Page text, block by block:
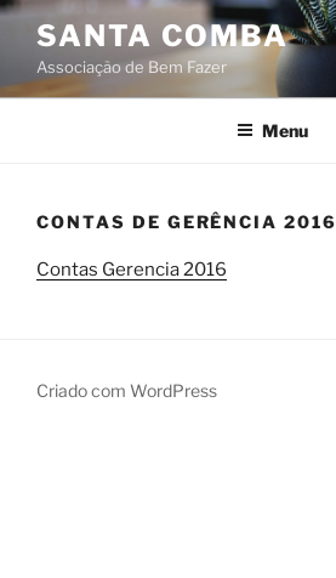
Saltar
conteúdo
SANTA COMBA
Associação de Bem Fazer
Menu
CONTAS DE GERÊNCIA 2016
Contas Gerencia 2016
Criado com WordPress